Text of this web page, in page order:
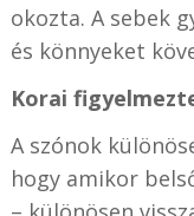
okozta. A sebek
és könnyeket
Korai
A szónok
hogy amikor